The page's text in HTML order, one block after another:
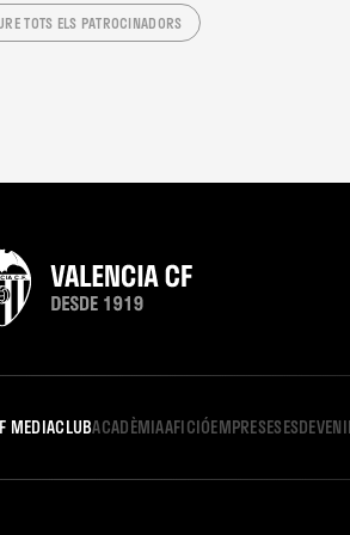
TOTS ELS PATROCINADORS
MEDIACLUBACADÈMIAAFICIÓEMPRESES